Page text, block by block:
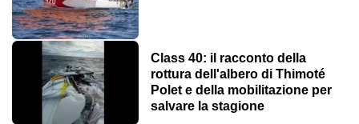
Class 40: il racconto della
rottura dell'albero di Thimoté
Polet e della mobilitazione per
salvare la stagione